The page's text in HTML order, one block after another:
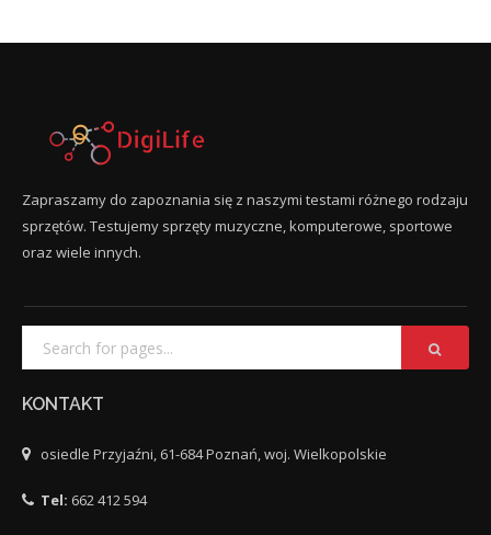
Zapraszamy do zapoznania się z naszymi testami różnego rodzaju
sprzętów. Testujemy sprzęty muzyczne, komputerowe, sportowe
oraz wiele innych.
KONTAKT
osiedle Przyjaźni, 61-684 Poznań, woj. Wielkopolskie
Tel: 662 412 594